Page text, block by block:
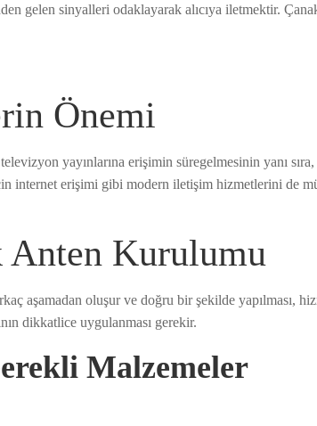
gelen sinyalleri odaklayarak alıcıya iletmektir.
Önemi
yayınlarına erişimin süregelmesinin yanı
internet erişimi gibi modern iletişim hizmetlerini de
Anten Kurulumu
aşamadan oluşur ve doğru bir şekilde
dikkatlice uygulanması gerekir.
Malzemeler